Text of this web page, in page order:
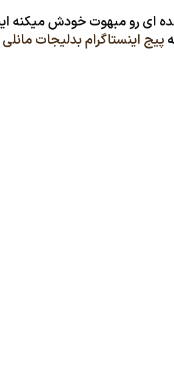
ای رو مبهوت خودش میکنه
پیج اینستاگرام بدلیجات مانلی